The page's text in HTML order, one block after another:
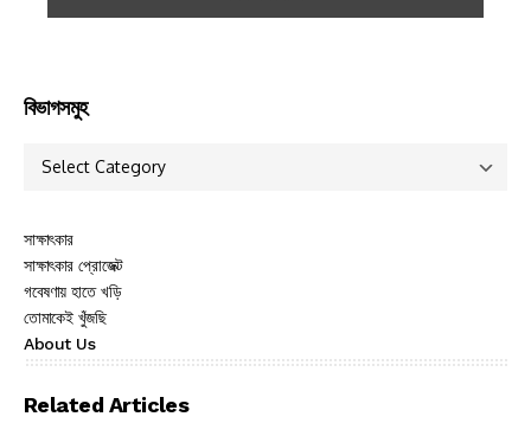
বিভাগসমুহ
সাক্ষাৎকার
সাক্ষাৎকার প্রোজেক্ট
গবেষণায় হাতে খড়ি
তোমাকেই খুঁজছি
About Us
Related Articles